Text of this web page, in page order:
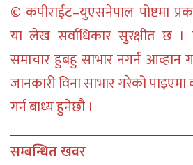
© कपीराईट–युएसनेपाल पोष्टमा
या लेख सर्वाधिकार सुरक्षीत छ ।
समाचार हुबहु साभार नगर्न
जानकारी विना साभार गरेको पाइएमा
गर्न बाध्य हुनेछौ ।
सम्बन्धित खवर